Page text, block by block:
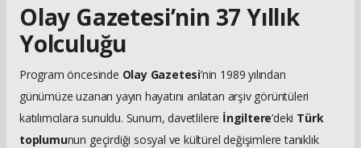
Olay Gazetesi’nin 37 Yıllık
Yolculuğu
Program öncesinde Olay Gazetesi’nin 1989 yılından
günümüze uzanan yayın hayatını anlatan arşiv görüntüleri
katılımcılara sunuldu. Sunum, davetlilere İngiltere’deki Türk
toplumunun geçirdiği sosyal ve kültürel değişimlere tanıklık